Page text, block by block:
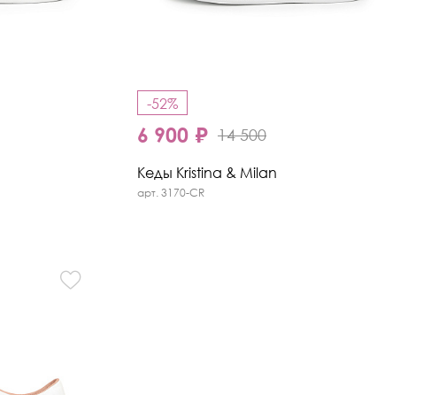
-52%
6 900 ₽ 14 500
Кеды Kristina & Milan
арт. 3170-CR